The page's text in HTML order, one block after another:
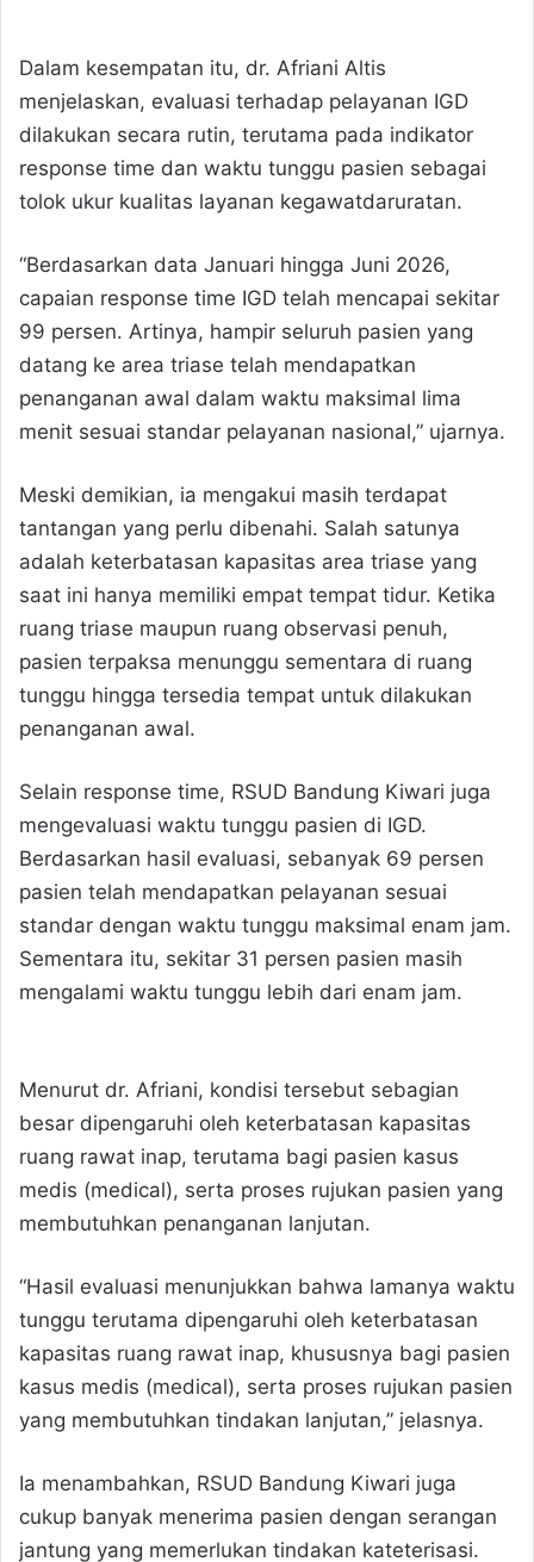
Dalam kesempatan itu, dr. Afriani Altis
menjelaskan, evaluasi terhadap pelayanan IGD
dilakukan secara rutin, terutama pada indikator
response time dan waktu tunggu pasien sebagai
tolok ukur kualitas layanan kegawatdaruratan.
“Berdasarkan data Januari hingga Juni 2026,
capaian response time IGD telah mencapai sekitar
99 persen. Artinya, hampir seluruh pasien yang
datang ke area triase telah mendapatkan
penanganan awal dalam waktu maksimal lima
menit sesuai standar pelayanan nasional,” ujarnya.
Meski demikian, ia mengakui masih terdapat
tantangan yang perlu dibenahi. Salah satunya
adalah keterbatasan kapasitas area triase yang
saat ini hanya memiliki empat tempat tidur. Ketika
ruang triase maupun ruang observasi penuh,
pasien terpaksa menunggu sementara di ruang
tunggu hingga tersedia tempat untuk dilakukan
penanganan awal.
Selain response time, RSUD Bandung Kiwari juga
mengevaluasi waktu tunggu pasien di IGD.
Berdasarkan hasil evaluasi, sebanyak 69 persen
pasien telah mendapatkan pelayanan sesuai
standar dengan waktu tunggu maksimal enam jam.
Sementara itu, sekitar 31 persen pasien masih
mengalami waktu tunggu lebih dari enam jam.
Menurut dr. Afriani, kondisi tersebut sebagian
besar dipengaruhi oleh keterbatasan kapasitas
ruang rawat inap, terutama bagi pasien kasus
medis (medical), serta proses rujukan pasien yang
membutuhkan penanganan lanjutan.
“Hasil evaluasi menunjukkan bahwa lamanya waktu
tunggu terutama dipengaruhi oleh keterbatasan
kapasitas ruang rawat inap, khususnya bagi pasien
kasus medis (medical), serta proses rujukan pasien
yang membutuhkan tindakan lanjutan,” jelasnya.
Ia menambahkan, RSUD Bandung Kiwari juga
cukup banyak menerima pasien dengan serangan
jantung yang memerlukan tindakan kateterisasi.